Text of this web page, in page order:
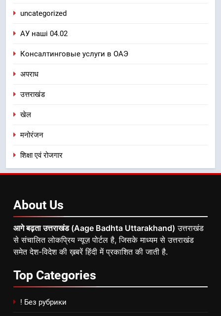
uncategorized
АУ наші 04.02
Консалтинговые услуги в ОАЭ
अपराध
उत्तराखंड
खेल
मनोरंजन
शिक्षा एवं रोजगार
About Us
आगे बढ़ता उत्तराखंड (Aage Badhta Uttarakhand) उत्तराखंड
से संचालित लोकप्रिय न्यूज़ पोर्टल है, जिसके माध्यम से उत्तराखंड
समेत देश-विदेश की ख़बरें हिंदी में प्रकाशित की जाती है.
Top Categories
! Без рубрики